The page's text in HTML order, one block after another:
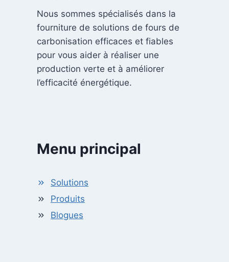
Nous sommes spécialisés dans la
fourniture de solutions de fours de
carbonisation efficaces et fiables
pour vous aider à réaliser une
production verte et à améliorer
l’efficacité énergétique.
Menu principal
Solutions
Produits
Blogues